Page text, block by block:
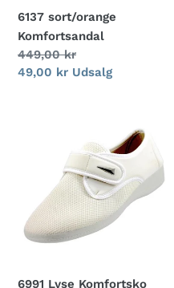
6137 sort/orange
Komfortsandal
Normalpris
449,00 kr
Udsalgspris
49,00 kr Udsalg
Komfortsko
6991 Lyse Komfortsko